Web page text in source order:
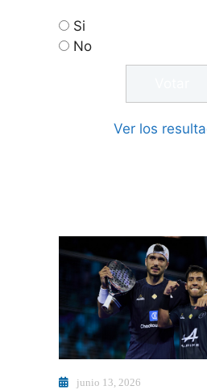
Si
No
Ver los
junio 13, 2026